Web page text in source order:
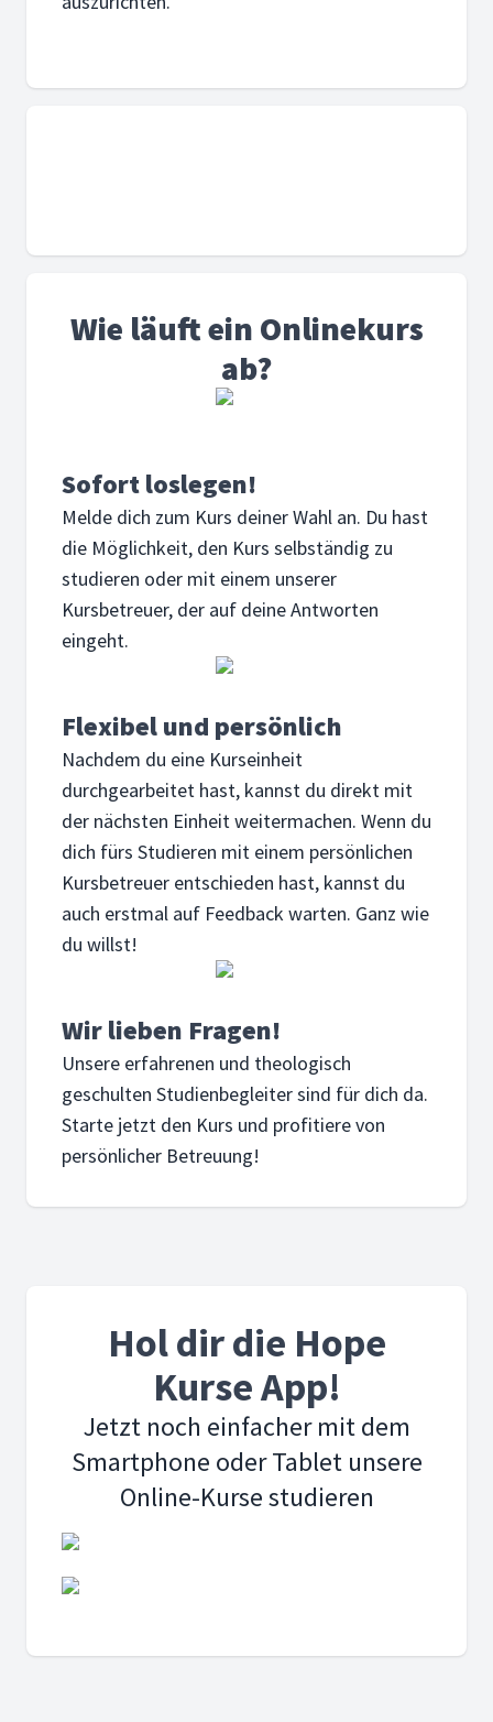
Wie läuft ein Onlinekurs
ab?
Sofort loslegen!
Melde dich zum Kurs deiner Wahl an. Du hast
die Möglichkeit, den Kurs selbständig zu
studieren oder mit einem unserer
Kursbetreuer, der auf deine Antworten
eingeht.
Flexibel und persönlich
Nachdem du eine Kurseinheit
durchgearbeitet hast, kannst du direkt mit
der nächsten Einheit weitermachen. Wenn du
dich fürs Studieren mit einem persönlichen
Kursbetreuer entschieden hast, kannst du
auch erstmal auf Feedback warten. Ganz wie
du willst!
Wir lieben Fragen!
Unsere erfahrenen und theologisch
geschulten Studienbegleiter sind für dich da.
Starte jetzt den Kurs und profitiere von
persönlicher Betreuung!
Hol dir die Hope
Kurse App!
Jetzt noch einfacher mit dem
Smartphone oder Tablet unsere
Online-Kurse studieren